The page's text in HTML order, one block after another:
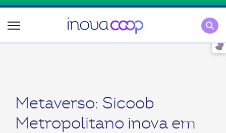
Metaverso: Sicoob
Metropolitano inova em